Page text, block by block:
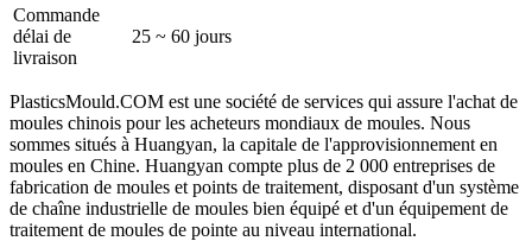
Commande
délai de
livraison
25 ~ 60 jours
PlasticsMould.COM est une société de services qui assure l'achat de
moules chinois pour les acheteurs mondiaux de moules. Nous
sommes situés à Huangyan, la capitale de l'approvisionnement en
moules en Chine. Huangyan compte plus de 2 000 entreprises de
fabrication de moules et points de traitement, disposant d'un système
de chaîne industrielle de moules bien équipé et d'un équipement de
traitement de moules de pointe au niveau international.